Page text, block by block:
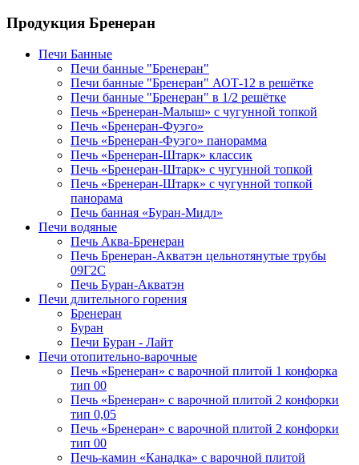
Продукция Бренеран
Печи Банные
Печи банные "Бренеран"
Печи банные "Бренеран" АОТ-12 в решётке
Печи банные "Бренеран" в 1/2 решётке
Печь «Бренеран-Малыш» с чугунной топкой
Печь «Бренеран-Фуэго»
Печь «Бренеран-Фуэго» панорамма
Печь «Бренеран-Штарк» классик
Печь «Бренеран-Штарк» с чугунной топкой
Печь «Бренеран-Штарк» с чугунной топкой
панорама
Печь банная «Буран-Мидл»
Печи водяные
Печь Аква-Бренеран
Печь Бренеран-Акватэн цельнотянутые трубы
09Г2С
Печь Буран-Акватэн
Печи длительного горения
Бренеран
Буран
Печи Буран - Лайт
Печи отопительно-варочные
Печь «Бренеран» с варочной плитой 1 конфорка
тип 00
Печь «Бренеран» с варочной плитой 2 конфорки
тип 0,05
Печь «Бренеран» с варочной плитой 2 конфорки
тип 00
Печь-камин «Канадка» с варочной плитой